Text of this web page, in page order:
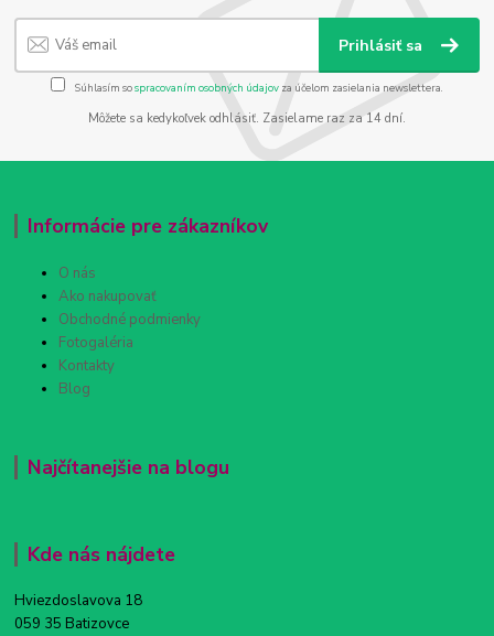
Prihlásiť sa
Súhlasím sospracovaním osobných údajov za účelom zasielania newslettera.
Môžete sa kedykoľvek odhlásiť. Zasielame raz za 14 dní.
Informácie pre zákazníkov
O nás
Ako nakupovať
Obchodné podmienky
Fotogaléria
Kontakty
Blog
Najčítanejšie na blogu
Kde nás nájdete
Hviezdoslavova 18
059 35 Batizovce